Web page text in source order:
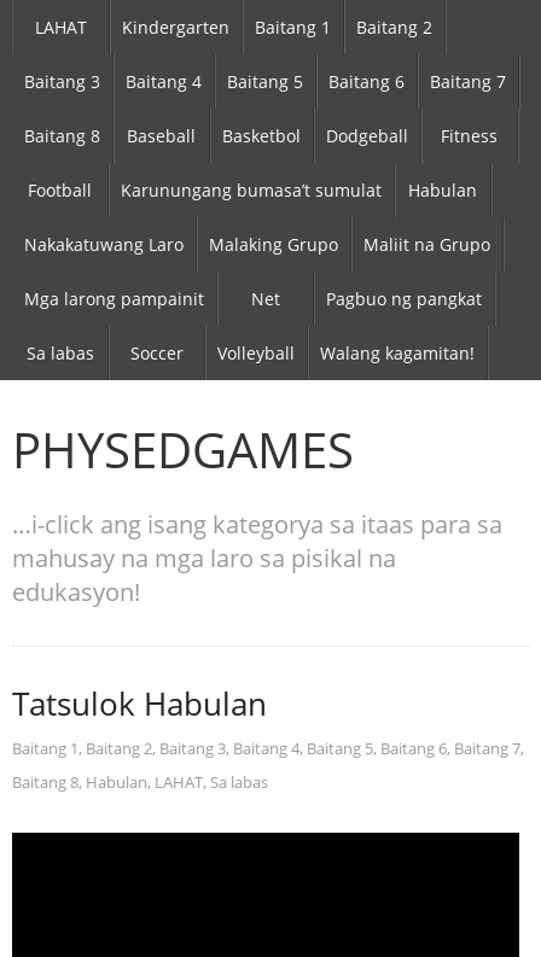
LAHAT Kindergarten Baitang 1 Baitang 2
Baitang 3 Baitang 4 Baitang 5 Baitang 6 Baitang 7
Baitang 8 Baseball Basketbol Dodgeball Fitness
Football Karunungang bumasa’t sumulat Habulan
Nakakatuwang Laro Malaking Grupo Maliit na Grupo
Mga larong pampainit Net Pagbuo ng pangkat
Sa labas Soccer Volleyball Walang kagamitan!
PHYSEDGAMES
…i-click ang isang kategorya sa itaas para sa
mahusay na mga laro sa pisikal na
edukasyon!
Tatsulok Habulan
Baitang 1, Baitang 2, Baitang 3, Baitang 4, Baitang 5, Baitang 6, Baitang 7,
Baitang 8, Habulan, LAHAT, Sa labas